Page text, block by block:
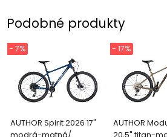
Podobné produkty
AUTHOR Spirit 2026 17"
modrá-matná/
- 7%
AUTHOR
20,5" titan-
- 17%